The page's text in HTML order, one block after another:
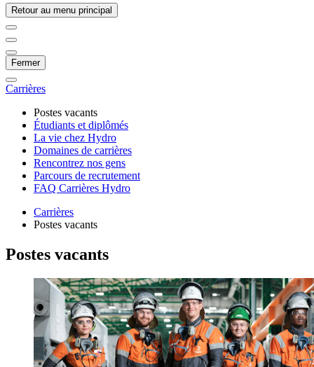
Retour au menu principal
Fermer
Carrières
Postes vacants
Étudiants et diplômés
La vie chez Hydro
Domaines de carrières
Rencontrez nos gens
Parcours de recrutement
FAQ Carrières Hydro
Carrières
Postes vacants
Postes vacants